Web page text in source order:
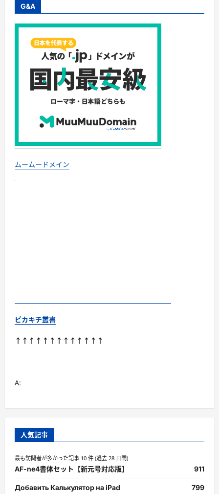
G&A
ムームードメイン
ピカキチ叢書
↑↑↑↑↑↑↑↑↑↑↑↑↑
A:
人気記事
最も訪問者が多かった記事 10 件 (過去 28 日間)
AF-ne4書体セット【新元号対応版】 911
Добавить Калькулятор на iPad 799